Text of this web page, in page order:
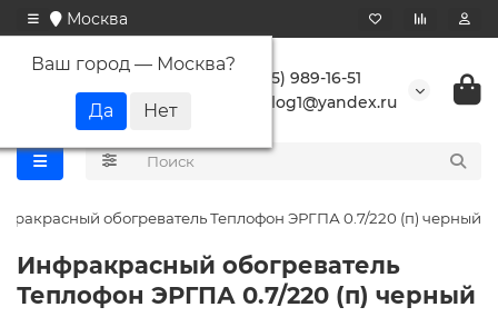
Москва
Ваш город — Москва?
+7 (495) 989-16-51
buranlog1@yandex.ru
обогреватель Теплофон ЭРГПА 0.7/220 (п) черный
Инфракрасный обогреватель
Теплофон ЭРГПА 0.7/220 (п) черный